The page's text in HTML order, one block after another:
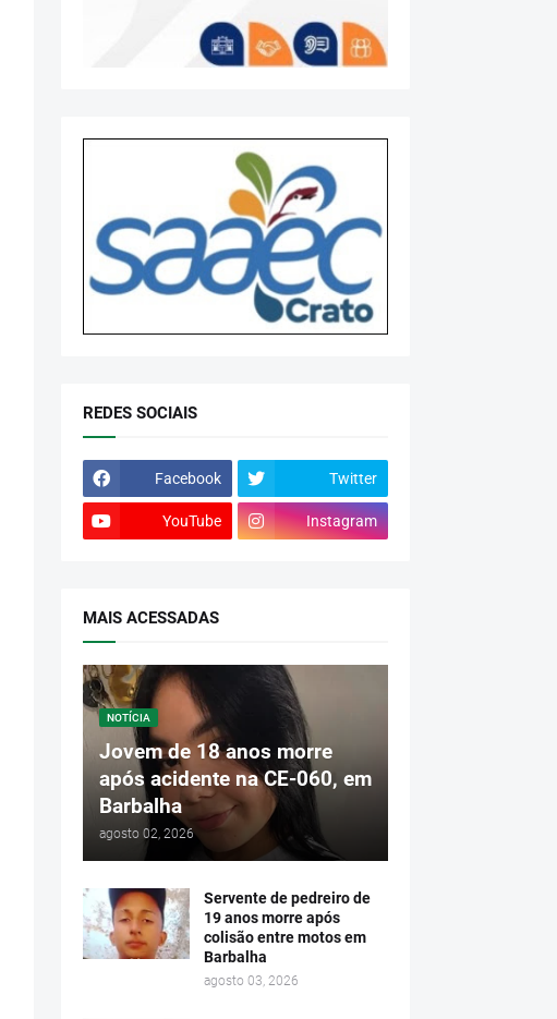
REDES SOCIAIS
Facebook Twitter
YouTube Instagram
MAIS ACESSADAS
NOTÍCIA
Jovem de 18 anos morre
após acidente na CE-060, em
Barbalha
agosto 02, 2026
Servente de pedreiro de
19 anos morre após
colisão entre motos em
Barbalha
agosto 03, 2026